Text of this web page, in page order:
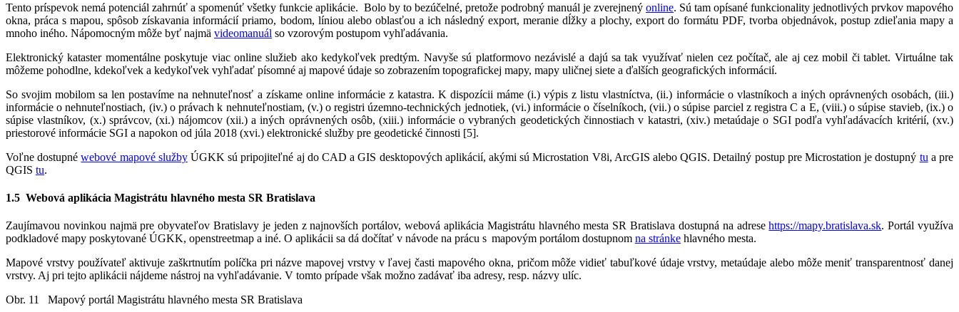
Tento príspevok nemá potenciál zahrnúť a spomenúť všetky funkcie aplikácie. Bolo by to bezúčelné, pretože podrobný manuál je zverejnený online. Sú tam opísané funkcionality jednotlivých prvkov mapového
okna, práca s mapou, spôsob získavania informácií priamo, bodom, líniou alebo oblasťou a ich následný export, meranie dĺžky a plochy, export do formátu PDF, tvorba objednávok, postup zdieľania mapy a
mnoho iného. Nápomocným môže byť najmä videomanuál so vzorovým postupom vyhľadávania.
Elektronický kataster momentálne poskytuje viac online služieb ako kedykoľvek predtým. Navyše sú platformovo nezávislé a dajú sa tak využívať nielen cez počítač, ale aj cez mobil či tablet. Virtuálne tak
môžeme pohodlne, kdekoľvek a kedykoľvek vyhľadať písomné aj mapové údaje so zobrazením topografickej mapy, mapy uličnej siete a ďalších geografických informácií.
So svojim mobilom sa len postavíme na nehnuteľnosť a získame online informácie z katastra. K dispozícii máme (i.) výpis z listu vlastníctva, (ii.) informácie o vlastníkoch a iných oprávnených osobách, (iii.)
informácie o nehnuteľnostiach, (iv.) o právach k nehnuteľnostiam, (v.) o registri územno-technických jednotiek, (vi.) informácie o číselníkoch, (vii.) o súpise parciel z registra C a E, (viii.) o súpise stavieb, (ix.) o
súpise vlastníkov, (x.) správcov, (xi.) nájomcov (xii.) a iných oprávnených osôb, (xiii.) informácie o vybraných geodetických činnostiach v katastri, (xiv.) metaúdaje o SGI podľa vyhľadávacích kritérií, (xv.)
priestorové informácie SGI a napokon od júla 2018 (xvi.) elektronické služby pre geodetické činnosti [5].
Voľne dostupnéwebové mapové službyÚGKK sú pripojiteľné aj do CAD a GIS desktopových aplikácií, akými sú Microstation V8i, ArcGIS alebo QGIS. Detailný postup pre Microstation je dostupný tu a pre
QGIS tu.
1.5 Webová aplikácia Magistrátu hlavného mesta SR Bratislava
Zaujímavou novinkou najmä pre obyvateľov Bratislavy je jeden z najnovších portálov, webová aplikácia Magistrátu hlavného mesta SR Bratislava dostupná na adresehttps://mapy.bratislava.sk. Portál využíva
podkladové mapy poskytované ÚGKK, openstreetmap a iné. O aplikácii sa dá dočítať v návode na prácu s mapovým portálom dostupnom na stránke hlavného mesta.
Mapové vrstvy používateľ aktivuje zaškrtnutím políčka pri názve mapovej vrstvy v ľavej časti mapového okna, pričom môže vidieť tabuľkové údaje vrstvy, metaúdaje alebo môže meniť transparentnosť danej
vrstvy. Aj pri tejto aplikácii nájdeme nástroj na vyhľadávanie. V tomto prípade však možno zadávať iba adresy, resp. názvy ulíc.
Obr. 11 Mapový portál Magistrátu hlavného mesta SR Bratislava